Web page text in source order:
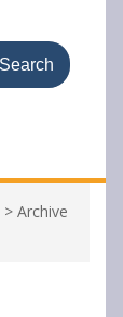
> Archive